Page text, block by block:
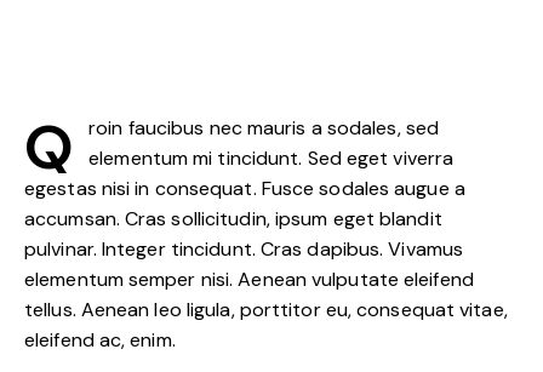
Q
roin faucibus nec mauris a sodales, sed
elementum mi tincidunt. Sed eget viverra
egestas nisi in consequat. Fusce sodales augue a
accumsan. Cras sollicitudin, ipsum eget blandit
pulvinar. Integer tincidunt. Cras dapibus. Vivamus
elementum semper nisi. Aenean vulputate eleifend
tellus. Aenean leo ligula, porttitor eu, consequat vitae,
eleifend ac, enim.